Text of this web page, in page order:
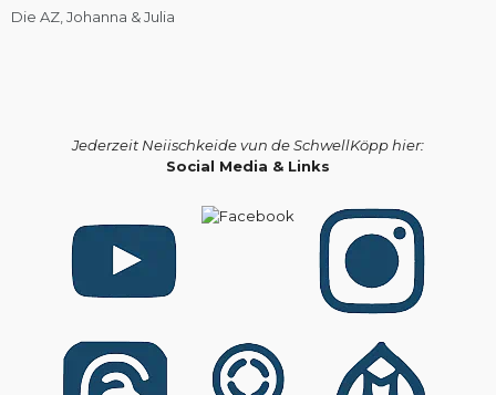
Die AZ, Johanna & Julia
Jederzeit Neiischkeide vun de SchwellKöpp hier:
Social Media & Links